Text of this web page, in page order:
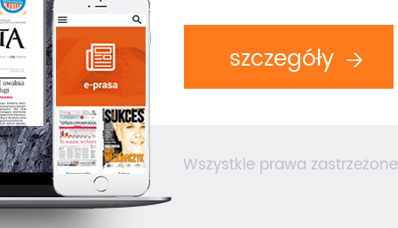
szczegóły
Wszystkie prawa